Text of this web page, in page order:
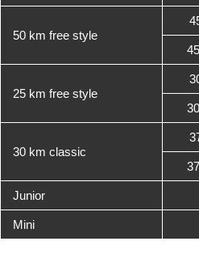
50 km free style
25 km free style
30 km classic
Junior
Mini